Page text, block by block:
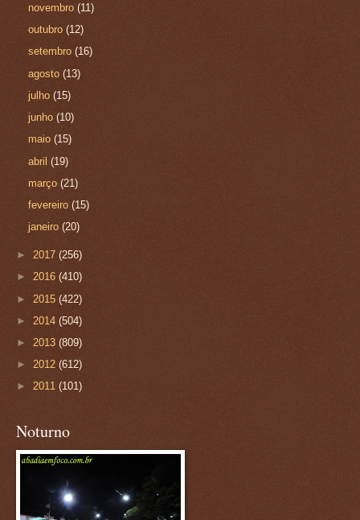
novembro(11)
outubro(12)
setembro(16)
agosto(13)
julho(15)
junho(10)
maio(15)
abril(19)
março(21)
fevereiro(15)
janeiro(20)
► 2017 (256)
► 2016 (410)
► 2015 (422)
► 2014 (504)
► 2013 (809)
► 2012 (612)
► 2011 (101)
Noturno